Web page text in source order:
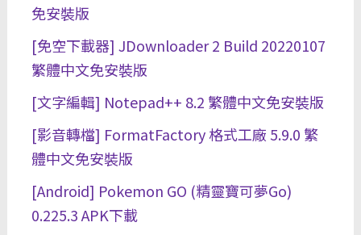
免安裝版
[免空下載器] JDownloader 2 Build 20220107
繁體中文免安裝版
[文字編輯] Notepad++ 8.2 繁體中文免安裝版
[影音轉檔] FormatFactory 格式工廠 5.9.0 繁
體中文免安裝版
[Android] Pokemon GO (精靈寶可夢Go)
0.225.3 APK下載